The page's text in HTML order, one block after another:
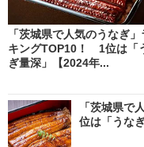
「茨城県で人気のうなぎ
キングTOP10！ 1位は「
ぎ量深」【2024年...
「茨城県
位は「うな